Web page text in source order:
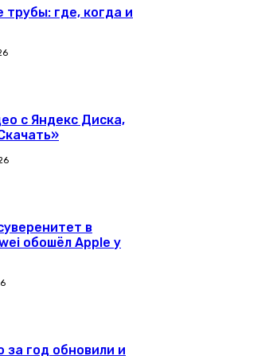
где, когда и
с Яндекс Диска,
в
обошёл Apple у
за год обновили и